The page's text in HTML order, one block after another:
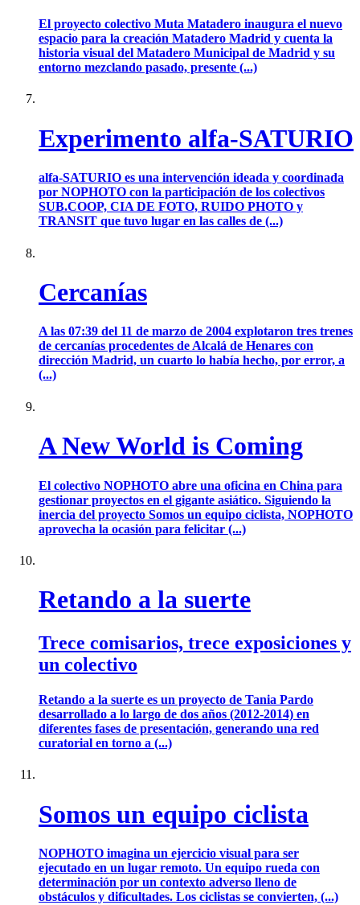
El proyecto colectivo Muta Matadero inaugura el nuevo
espacio para la creación Matadero Madrid y cuenta la
historia visual del Matadero Municipal de Madrid y su
entorno mezclando pasado, presente (...)
Experimento alfa-SATURIO
alfa-SATURIO es una intervención ideada y coordinada
por NOPHOTO con la participación de los colectivos
SUB.COOP, CIA DE FOTO, RUIDO PHOTO y
TRANSIT que tuvo lugar en las calles de (...)
Cercanías
A las 07:39 del 11 de marzo de 2004 explotaron tres trenes
de cercanías procedentes de Alcalá de Henares con
dirección Madrid, un cuarto lo había hecho, por error, a
(...)
A New World is Coming
El colectivo NOPHOTO abre una oficina en China para
gestionar proyectos en el gigante asiático. Siguiendo la
inercia del proyecto Somos un equipo ciclista, NOPHOTO
aprovecha la ocasión para felicitar (...)
Retando a la suerte
Trece comisarios, trece exposiciones y
un colectivo
Retando a la suerte es un proyecto de Tania Pardo
desarrollado a lo largo de dos años (2012-2014) en
diferentes fases de presentación, generando una red
curatorial en torno a (...)
Somos un equipo ciclista
NOPHOTO imagina un ejercicio visual para ser
ejecutado en un lugar remoto. Un equipo rueda con
determinación por un contexto adverso lleno de
obstáculos y dificultades. Los ciclistas se convierten, (...)